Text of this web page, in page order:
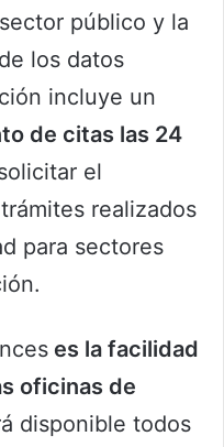
público y la
los datos
incluye un
de citas las 24
el
realizados
para sectores
es la facilidad
oficinas de
disponible todos